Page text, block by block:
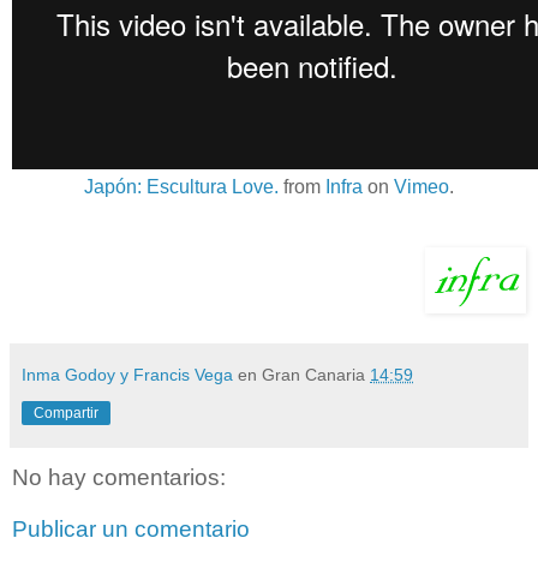
Japón: Escultura Love. from Infra on Vimeo.
Inma Godoy y Francis Vega en Gran Canaria 14:59
Compartir
No hay comentarios:
Publicar un comentario